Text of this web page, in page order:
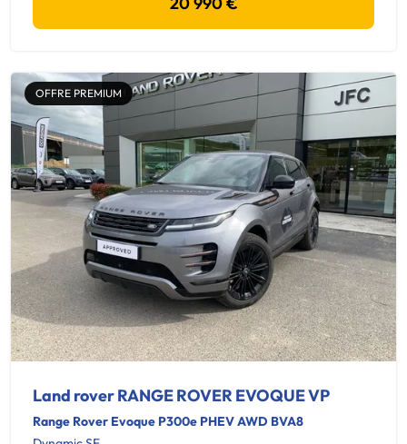
OFFRE PREMIUM
Land rover RANGE ROVER EVOQUE VP
Range Rover Evoque P300e PHEV AWD BVA8